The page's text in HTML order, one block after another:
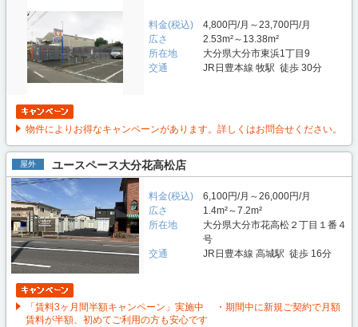
料金(税込)
4,800円/月～23,700円/月
広さ
2.53m²～13.38m²
所在地
大分県大分市東浜1丁目9
交通
JR日豊本線 牧駅 徒歩 30分
物件によりお得なキャンペーンがあります。詳しくはお問合せください。
屋外 ユースペース大分花高松店
料金(税込)
6,100円/月～26,000円/月
広さ
1.4m²～7.2m²
所在地
大分県大分市花高松２丁目１番４
号
交通
JR日豊本線 高城駅 徒歩 16分
「賃料3ヶ月間半額キャンペーン」実施中 ・期間中に新規ご契約で月額
賃料が半額、初めてご利用の方も安心です